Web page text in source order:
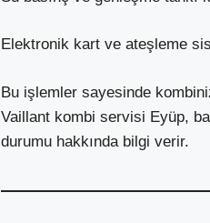
Elektronik kart ve ateşleme
Bu işlemler sayesinde
Vaillant kombi servisi Eyüp,
durumu hakkında bilgi verir.